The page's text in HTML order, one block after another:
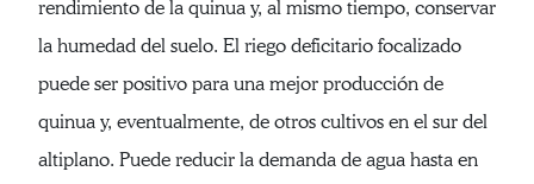
rendimiento de la quinua y, al mismo tiempo, conservar
la humedad del suelo. El riego deficitario focalizado
puede ser positivo para una mejor producción de
quinua y, eventualmente, de otros cultivos en el sur del
altiplano. Puede reducir la demanda de agua hasta en